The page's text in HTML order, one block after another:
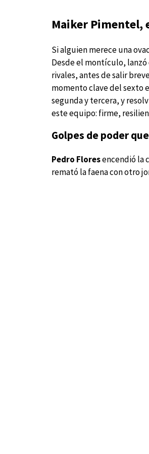
Maiker Pimentel,
Si alguien merece una
Desde el montículo,
rivales, antes de salir
momento clave del sexto
segunda y tercera, y
este equipo: firme,
Golpes de poder
Pedro Floresencendió la
remató la faena con otro